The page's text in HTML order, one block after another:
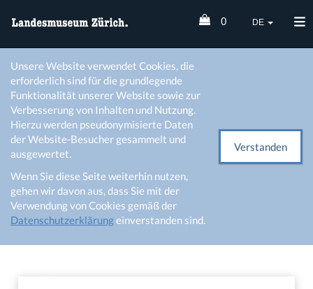
0 DE
Unsere Website verwendet Cookies, die
erforderlich sind für die grundlegende
Funktionalität unserer Website sowie zur
Verbesserung von Inhalten und Nutzung.
Hierzu werden pseudonymisierte Daten
der Website-Besucher gesammelt und
ausgewertet.
Wenn Sie diese Seite weiterhin nutzen,
gehen wir davon aus, dass Sie mit der
Verwendung von Cookies gemäß der
Datenschutzerklärung einverstanden sind.
Verstanden